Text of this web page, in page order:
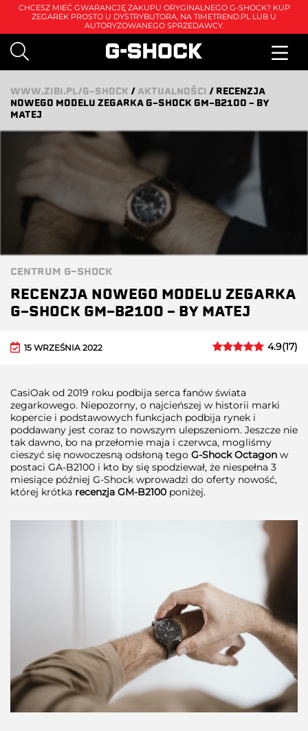
CHCESZ MIEĆ GWARANCJĘ ZAKUPU ORYGINALNEGO G-SHOCK? KUP
ZEGAREK PROSTO U DYSTRYBUTORA, NA TIMETREND.PL LUB U
AUTORYZOWANEGO SPRZEDAWCY.
WWW.ZIBI.PL/G-SHOCK / AKTUALNOŚCI / RECENZJA
NOWEGO MODELU ZEGARKA G-SHOCK GM-B2100 – BY
MATEJ
CENTRUM G-SHOCK
RECENZJA NOWEGO MODELU ZEGARKA
G-SHOCK GM-B2100 – BY MATEJ
15 WRZEŚNIA 2022 4.9(17)
CasiOak od 2019 roku podbija serca fanów świata
zegarkowego. Niepozorny, o najcieńszej w historii marki
kopercie i podstawowych funkcjach podbija rynek i
poddawany jest coraz to nowszym ulepszeniom. Jeszcze nie
tak dawno, bo na przełomie maja i czerwca, mogliśmy
cieszyć się nowoczesną odsłoną tego G-Shock Octagon w
postaci GA-B2100 i kto by się spodziewał, że niespełna 3
miesiące później G-Shock wprowadzi do oferty nowość,
której krótka recenzja GM-B2100 poniżej.